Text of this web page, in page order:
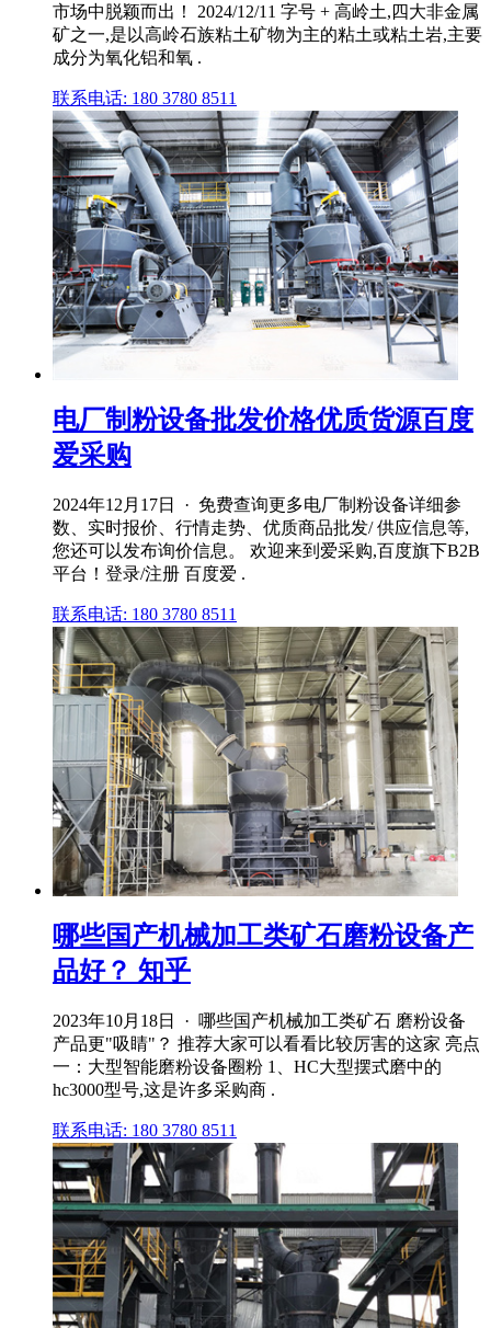
市场中脱颖而出！ 2024/12/11 字号 + 高岭土,四大非金属
矿之一,是以高岭石族粘土矿物为主的粘土或粘土岩,主要
成分为氧化铝和氧 .
联系电话: 180 3780 8511
电厂制粉设备批发价格优质货源百度
爱采购
2024年12月17日 · 免费查询更多电厂制粉设备详细参
数、实时报价、行情走势、优质商品批发/ 供应信息等,
您还可以发布询价信息。 欢迎来到爱采购,百度旗下B2B
平台！登录/注册 百度爱 .
联系电话: 180 3780 8511
哪些国产机械加工类矿石磨粉设备产
品好？ 知乎
2023年10月18日 · 哪些国产机械加工类矿石 磨粉设备
产品更"吸睛"？ 推荐大家可以看看比较厉害的这家 亮点
一：大型智能磨粉设备圈粉 1、HC大型摆式磨中的
hc3000型号,这是许多采购商 .
联系电话: 180 3780 8511